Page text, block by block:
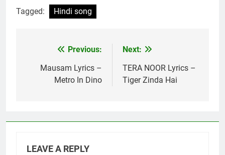
Tagged: Hindi song
navigation
Previous:
Mausam Lyrics –
Metro In Dino
Next:
TERA NOOR Lyrics –
Tiger Zinda Hai
LEAVE A REPLY